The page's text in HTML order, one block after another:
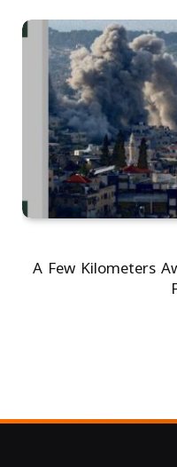
A Few Kilometers